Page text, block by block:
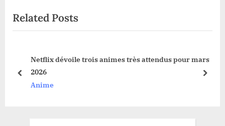
s
P
t
P
o
:
Related Posts
Netflix dévoile trois animes très attendus pour mars
2026
Anime
prev next